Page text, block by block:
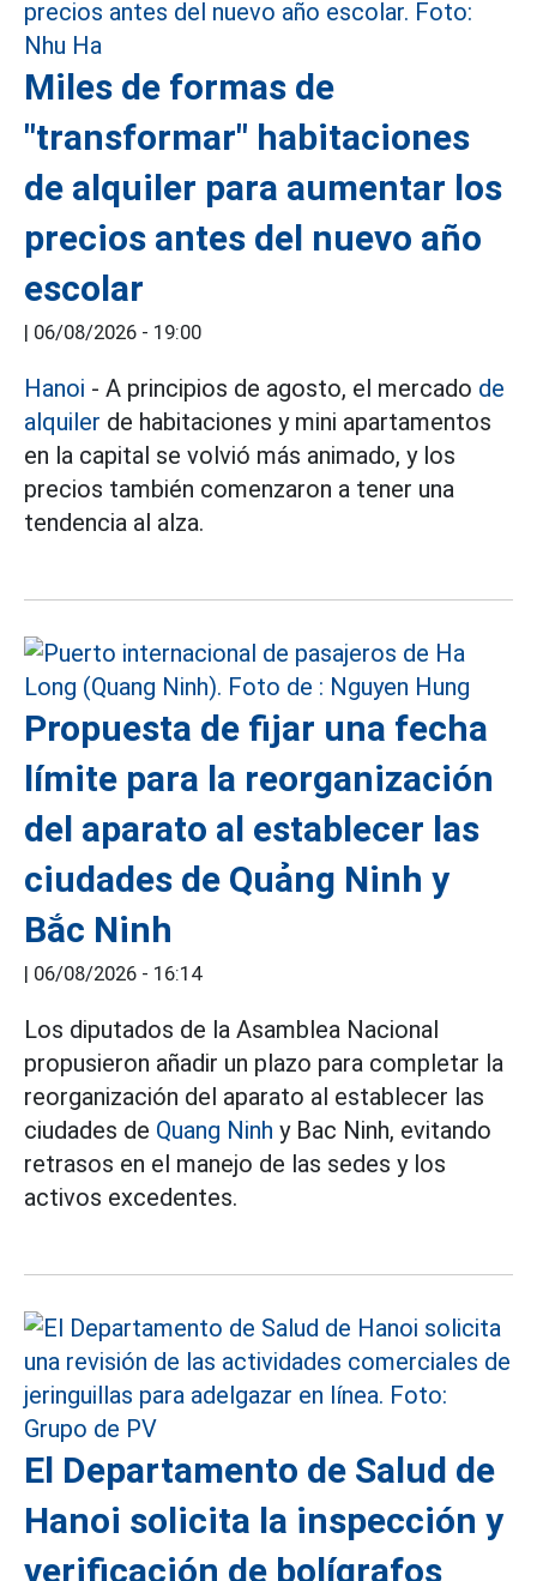
Miles de formas de
"transformar" habitaciones
de alquiler para aumentar los
precios antes del nuevo año
escolar
| 06/08/2026 - 19:00
Hanoi - A principios de agosto, el mercado de
alquiler de habitaciones y mini apartamentos
en la capital se volvió más animado, y los
precios también comenzaron a tener una
tendencia al alza.
Propuesta de fijar una fecha
límite para la reorganización
del aparato al establecer las
ciudades de Quảng Ninh y
Bắc Ninh
| 06/08/2026 - 16:14
Los diputados de la Asamblea Nacional
propusieron añadir un plazo para completar la
reorganización del aparato al establecer las
ciudades de Quang Ninh y Bac Ninh, evitando
retrasos en el manejo de las sedes y los
activos excedentes.
El Departamento de Salud de
Hanoi solicita la inspección y
verificación de bolígrafos